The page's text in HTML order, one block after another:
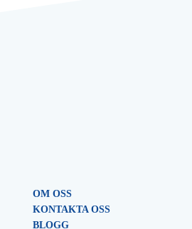
OM OSS
KONTAKTA OSS
BLOGG